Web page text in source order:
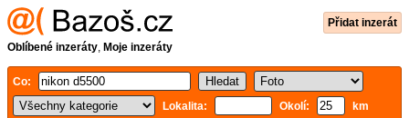
Přidat inzerát
Oblíbené inzeráty, Moje inzeráty
Co:
Lokalita:
Okolí:
km